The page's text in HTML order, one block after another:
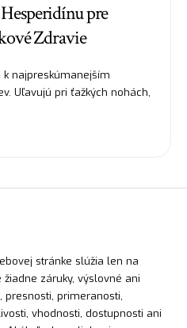
pre
Zdravie
najpreskúmanejším
Uľavujú pri ťažkých nohách,
stránke slúžia len na
záruky, výslovné ani
presnosti, primeranosti,
vhodnosti, dostupnosti ani